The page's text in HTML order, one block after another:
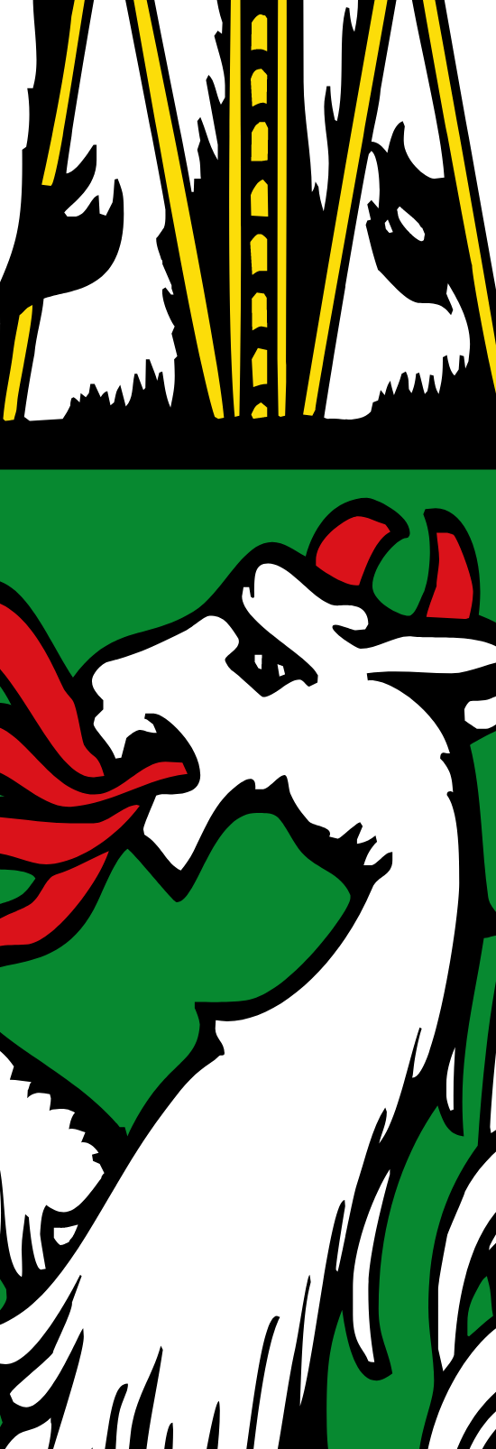
Magna Steyr und AVL sowie des Green Tech Valley , einem der führenden
des Bundes unterstützen technologieorientierte Unternehmen in allen
in Steiermark verfügbar sind. Einen Überblick über bundesweite Förderstellen findest
und Startups
weniger als 2 Mio. € Umsatz
bei Investitionen in die Modernisierung und Erweiterung sowie bei der
und Dienstleistungen, die Güter des täglichen Bedarfs für PrivatkundInnen in
Messeauftritten, Markterschließungsmaßnahmen und der Teilnahme an
unternehmensbezogene Dienstleister sowie Architekturbüros und
und Internationalisierung, Unterstützung Marketing und Vertrieb, Wachstums-
bei Investitionen in ihre IT-Sicherheit sowie bei der Umsetzung der NIS-2-
von Empfehlungen wie Beratungen oder Hard- und Softwareinvestitionen
Investitions- und Sachleistungen, Weiterbildungen und Training, Zuschuss
(KMU) sowie deren Mitarbeiter und Lehrlinge bei
Ressourcen- und Klimaschutz sowie Fachkräfteentwicklung.
auf ihre erste Finanzierungsrunde mit Business Angels oder Venture-Capital-
schaffen. Zielgruppe sind kleine Unternehmen mit hohem
Netzwerk und Partnerschaften, Rechtsberatung, Unterstützung Marketing und
in der Steiermark bei der Entwicklung und Umsetzung von Innovationen wie neuen
Beratungen angeboten. Zielgruppe sind Produktions- und Handwerksbetriebe
und Know-how
und Investitionen. Zielgruppe sind innovative KMU in der
Verfahren neu sind oder eine wesentliche Verbesserung darstellen und ein klares
Gründungsberatung, Investitions- und Sachleistungen, Rechtsberatung,